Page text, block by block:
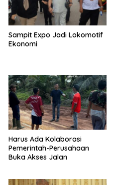
Sampit Expo Jadi Lokomotif
Ekonomi
Harus Ada Kolaborasi
Pemerintah-Perusahaan
Buka Akses Jalan